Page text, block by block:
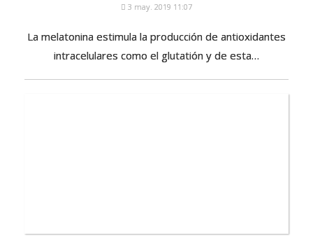
3 may. 2019 11:07
La melatonina estimula la producción de antioxidantes
intracelulares como el glutatión y de esta…